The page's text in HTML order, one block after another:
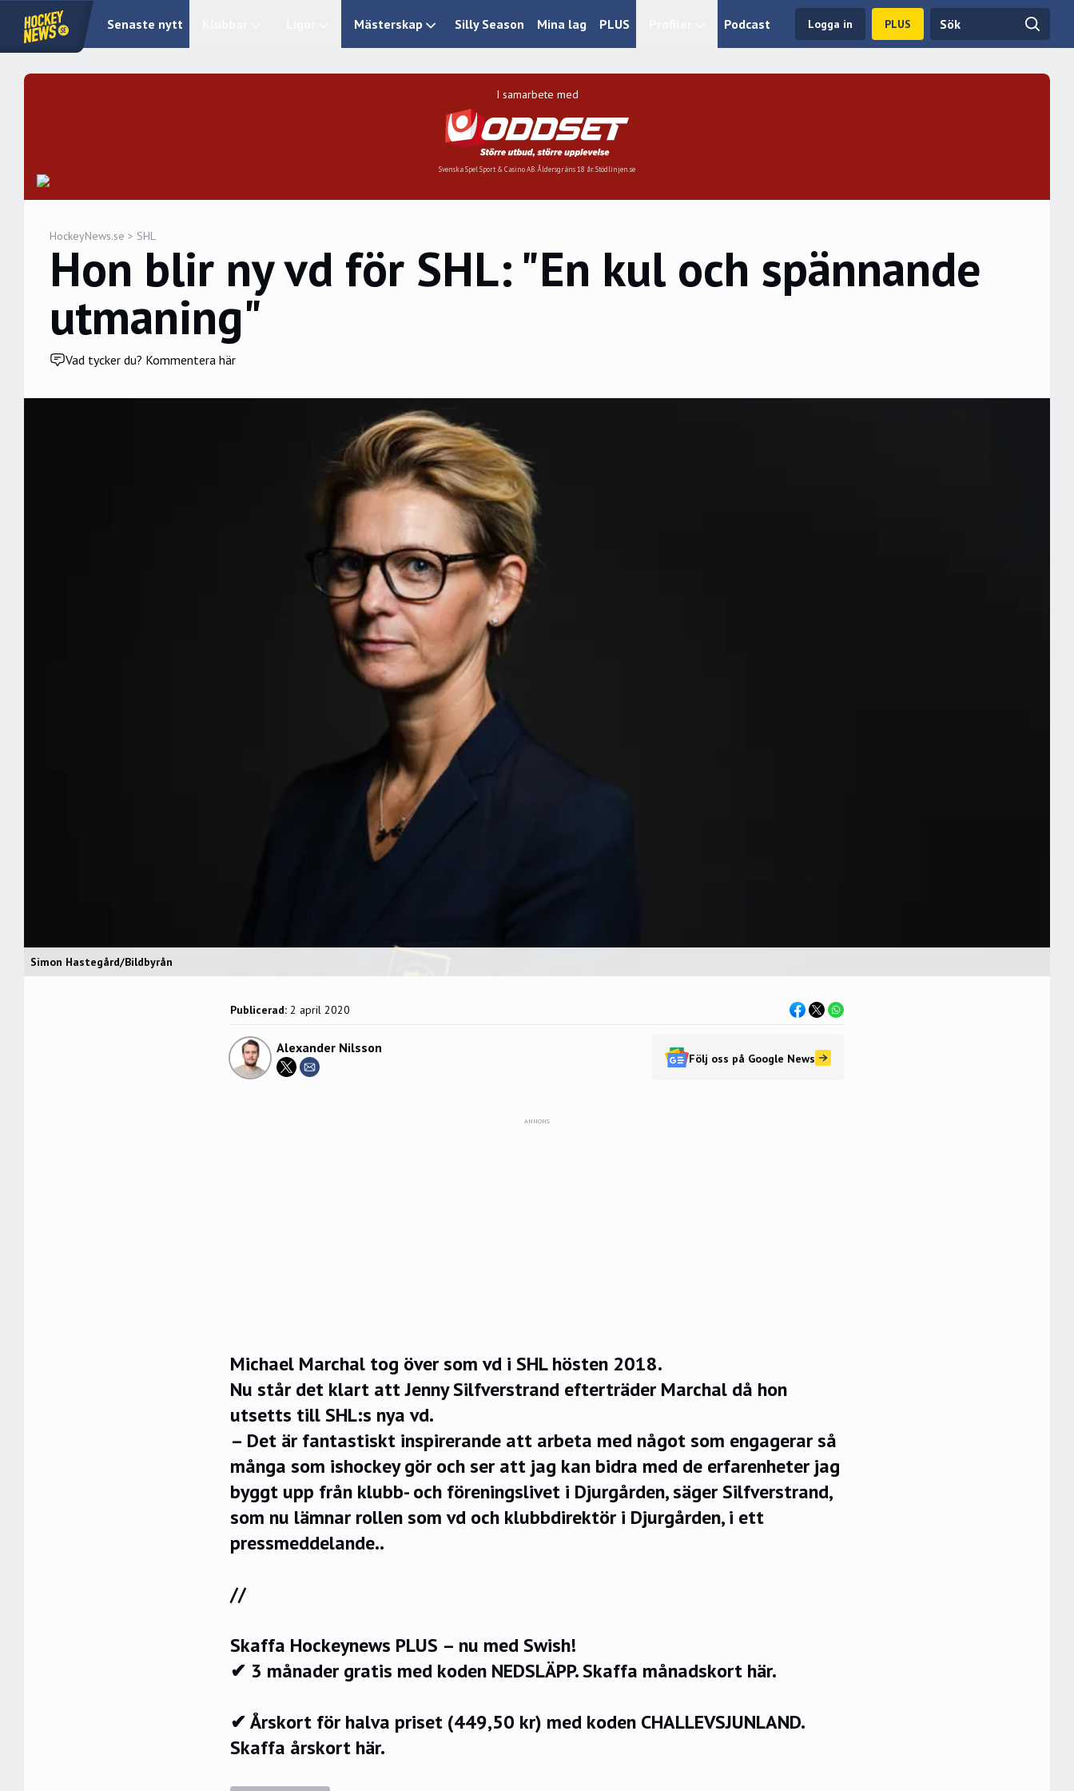
Senaste nytt Mästerskap Silly Season Mina lag PLUS Podcast Logga in PLUS
I samarbete med
Svenska Spel Sport & Casino AB. Åldersgräns 18 år. Stödlinjen.se
HockeyNews.se > SHL
Hon blir ny vd för SHL: "En kul och spännande
utmaning"
Vad tycker du? Kommentera här
Simon Hastegård/Bildbyrån
Publicerad: 2 april 2020
Alexander Nilsson
Följ oss på Google News
ANNONS
Michael Marchal tog över som vd i SHL hösten 2018.
Nu står det klart att Jenny Silfverstrand efterträder Marchal då hon
utsetts till SHL:s nya vd.
– Det är fantastiskt inspirerande att arbeta med något som engagerar så
många som ishockey gör och ser att jag kan bidra med de erfarenheter jag
byggt upp från klubb- och föreningslivet i Djurgården, säger Silfverstrand,
som nu lämnar rollen som vd och klubbdirektör i Djurgården, i ett
pressmeddelande..
//
Skaffa Hockeynews PLUS – nu med Swish!
✔ 3 månader gratis med koden NEDSLÄPP.Skaffa månadskort här.
✔ Årskort för halva priset (449,50 kr) med koden CHALLEVSJUNLAND.
Skaffa årskort här.